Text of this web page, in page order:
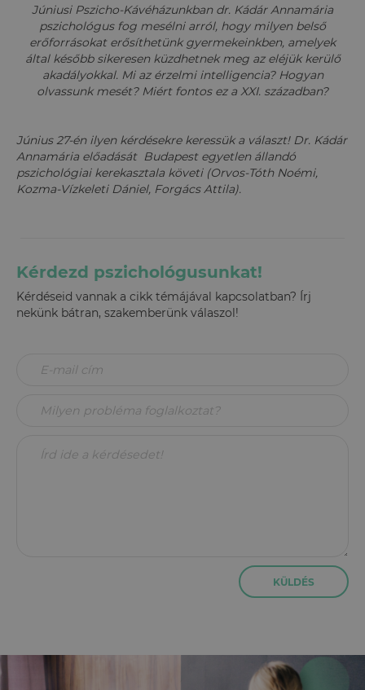
Júniusi Pszicho-Kávéházunkban dr. Kádár Annamária
pszichológus fog mesélni arról, hogy milyen belső
erőforrásokat erősíthetünk gyermekeinkben, amelyek
által később sikeresen küzdhetnek meg az eléjük kerülő
akadályokkal. Mi az érzelmi intelligencia? Hogyan
olvassunk mesét? Miért fontos ez a XXI. században?
Június 27-én ilyen kérdésekre keressük a választ! Dr. Kádár
Annamária előadását Budapest egyetlen állandó
pszichológiai kerekasztala követi (Orvos-Tóth Noémi,
Kozma-Vízkeleti Dániel, Forgács Attila).
Kérdezd pszichológusunkat!
Kérdéseid vannak a cikk témájával kapcsolatban? Írj
nekünk bátran, szakemberünk válaszol!
KÜLDÉS